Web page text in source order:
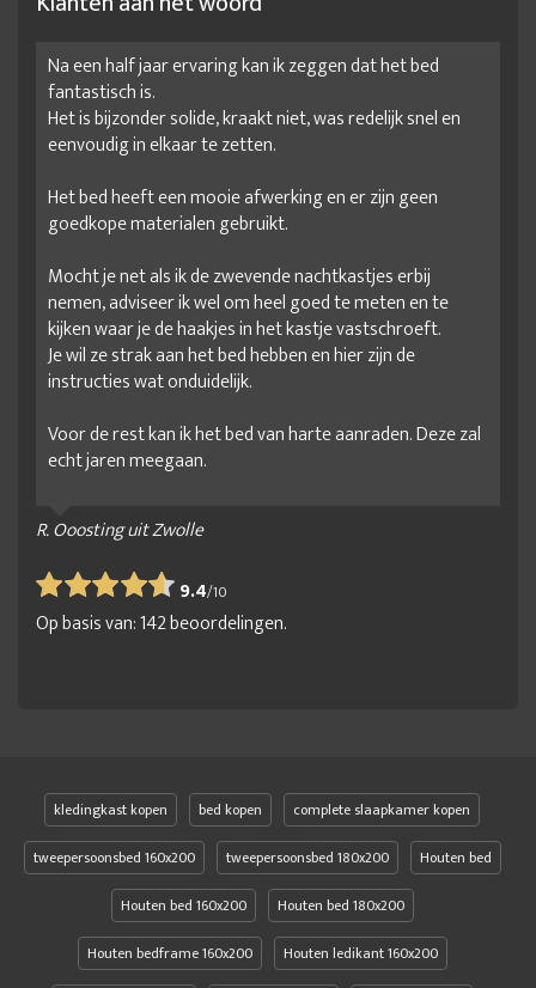
Na een half jaar ervaring kan ik zeggen dat het bed
fantastisch is.
Het is bijzonder solide, kraakt niet, was redelijk snel en
eenvoudig in elkaar te zetten.
Het bed heeft een mooie afwerking en er zijn geen
goedkope materialen gebruikt.
Mocht je net als ik de zwevende nachtkastjes erbij
nemen, adviseer ik wel om heel goed te meten en te
kijken waar je de haakjes in het kastje vastschroeft.
Je wil ze strak aan het bed hebben en hier zijn de
instructies wat onduidelijk.
Voor de rest kan ik het bed van harte aanraden. Deze zal
echt jaren meegaan.
R. Ooosting uit Zwolle
9.4/10
Op basis van:142beoordelingen.
kledingkast kopen bed kopen
complete slaapkamer kopen
tweepersoonsbed 160x200
tweepersoonsbed 180x200
Houten bed
Houten bed 160x200
Houten bed 180x200
Houten bedframe 160x200
Houten ledikant 160x200